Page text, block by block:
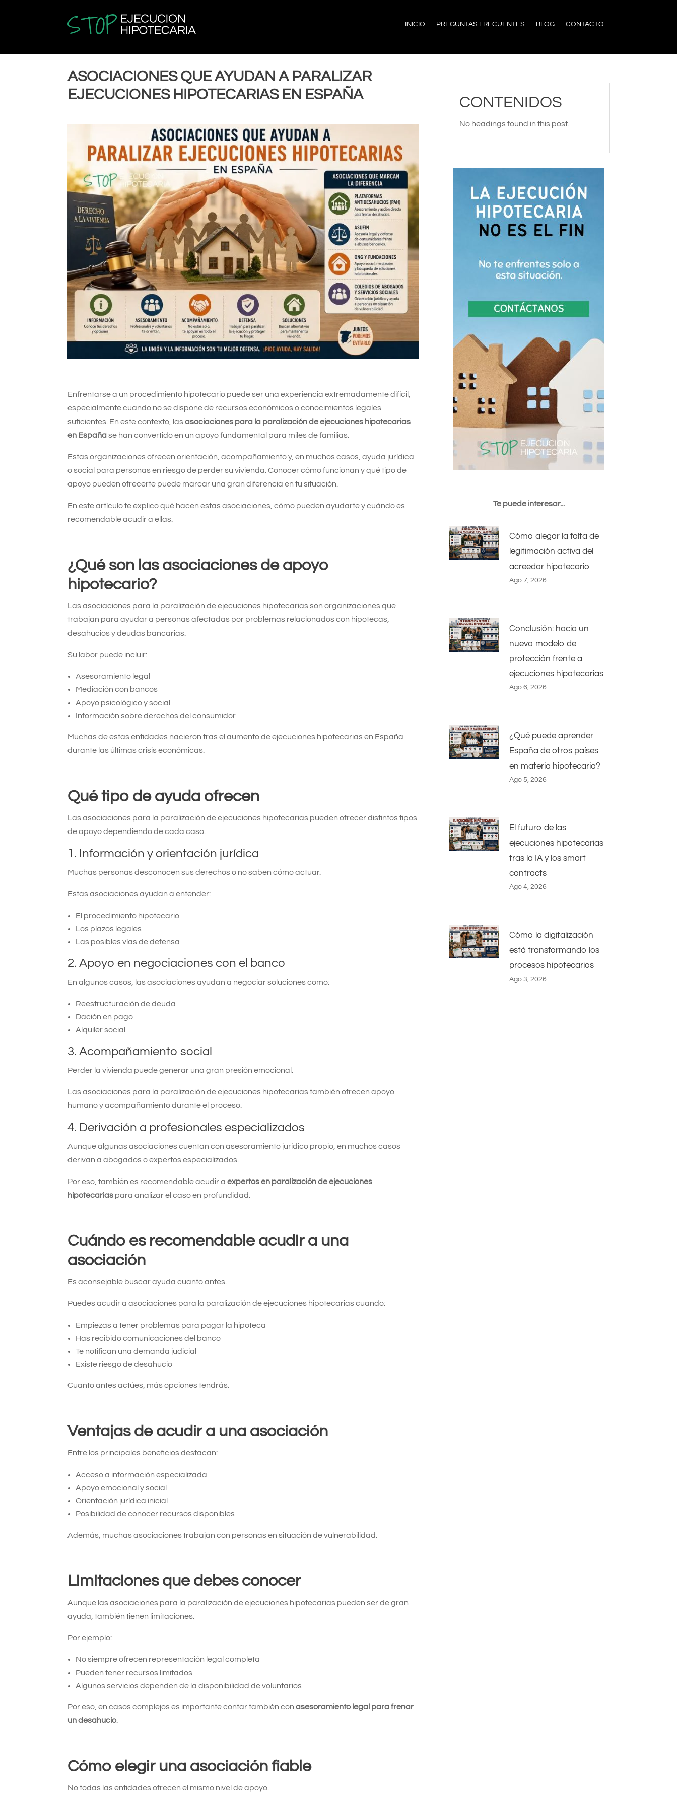
INICIO PREGUNTAS FRECUENTES BLOG CONTACTO
ASOCIACIONES QUE AYUDAN A PARALIZAR
EJECUCIONES HIPOTECARIAS EN ESPAÑA
Enfrentarse a un procedimiento hipotecario puede ser una experiencia extremadamente difícil,
especialmente cuando no se dispone de recursos económicos o conocimientos legales
suficientes. En este contexto, lasasociaciones para la paralización de ejecuciones hipotecarias
en España se han convertido en un apoyo fundamental para miles de familias.
Estas organizaciones ofrecen orientación, acompañamiento y, en muchos casos, ayuda jurídica
o social para personas en riesgo de perder su vivienda. Conocer cómo funcionan y qué tipo de
apoyo pueden ofrecerte puede marcar una gran diferencia en tu situación.
En este artículo te explico qué hacen estas asociaciones, cómo pueden ayudarte y cuándo es
recomendable acudir a ellas.
¿Qué son las asociaciones de apoyo
hipotecario?
Las asociaciones para la paralización de ejecuciones hipotecarias son organizaciones que
trabajan para ayudar a personas afectadas por problemas relacionados con hipotecas,
desahucios y deudas bancarias.
Su labor puede incluir:
Asesoramiento legal
Mediación con bancos
Apoyo psicológico y social
Información sobre derechos del consumidor
Muchas de estas entidades nacieron tras el aumento de ejecuciones hipotecarias en España
durante las últimas crisis económicas.
Qué tipo de ayuda ofrecen
Las asociaciones para la paralización de ejecuciones hipotecarias pueden ofrecer distintos tipos
de apoyo dependiendo de cada caso.
1. Información y orientación jurídica
Muchas personas desconocen sus derechos o no saben cómo actuar.
Estas asociaciones ayudan a entender:
El procedimiento hipotecario
Los plazos legales
Las posibles vías de defensa
2. Apoyo en negociaciones con el banco
En algunos casos, las asociaciones ayudan a negociar soluciones como:
Reestructuración de deuda
Dación en pago
Alquiler social
3. Acompañamiento social
Perder la vivienda puede generar una gran presión emocional.
Las asociaciones para la paralización de ejecuciones hipotecarias también ofrecen apoyo
humano y acompañamiento durante el proceso.
4. Derivación a profesionales especializados
Aunque algunas asociaciones cuentan con asesoramiento jurídico propio, en muchos casos
derivan a abogados o expertos especializados.
Por eso, también es recomendable acudir aexpertos en paralización de ejecuciones
hipotecarias para analizar el caso en profundidad.
Cuándo es recomendable acudir a una
asociación
Es aconsejable buscar ayuda cuanto antes.
Puedes acudir a asociaciones para la paralización de ejecuciones hipotecarias cuando:
Empiezas a tener problemas para pagar la hipoteca
Has recibido comunicaciones del banco
Te notifican una demanda judicial
Existe riesgo de desahucio
Cuanto antes actúes, más opciones tendrás.
Ventajas de acudir a una asociación
Entre los principales beneficios destacan:
Acceso a información especializada
Apoyo emocional y social
Orientación jurídica inicial
Posibilidad de conocer recursos disponibles
Además, muchas asociaciones trabajan con personas en situación de vulnerabilidad.
Limitaciones que debes conocer
Aunque las asociaciones para la paralización de ejecuciones hipotecarias pueden ser de gran
ayuda, también tienen limitaciones.
Por ejemplo:
No siempre ofrecen representación legal completa
Pueden tener recursos limitados
Algunos servicios dependen de la disponibilidad de voluntarios
Por eso, en casos complejos es importante contar también conasesoramiento legal para frenar
un desahucio
Cómo elegir una asociación fiable
No todas las entidades ofrecen el mismo nivel de apoyo.
CONTENIDOS
No headings found in this post.
Te puede interesar...
Cómo alegar la falta de
legitimación activa del
acreedor hipotecario
Ago 7, 2026
Conclusión: hacia un
nuevo modelo de
protección frente a
ejecuciones hipotecarias
Ago 6, 2026
¿Qué puede aprender
España de otros países
en materia hipotecaria?
Ago 5, 2026
El futuro de las
ejecuciones hipotecarias
tras la IA y los smart
contracts
Ago 4, 2026
Cómo la digitalización
está transformando los
procesos hipotecarios
Ago 3, 2026